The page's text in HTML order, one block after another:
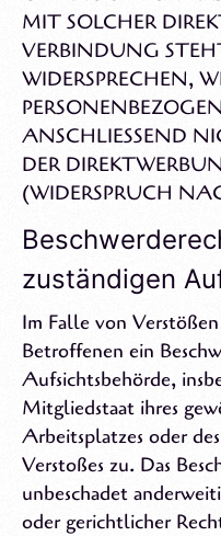
MIT SOLCHER
VERBINDUNG
WIDERSPRECHEN,
ANSCHLIESSEND
DER
(WIDERSPRUCH
zuständigen
Im Falle von
Betroffenen ein
Aufsichtsbehörde,
Mitgliedstaat ihres
Arbeitsplatzes oder
Verstoßes zu. Das
unbeschadet
oder gerichtlicher